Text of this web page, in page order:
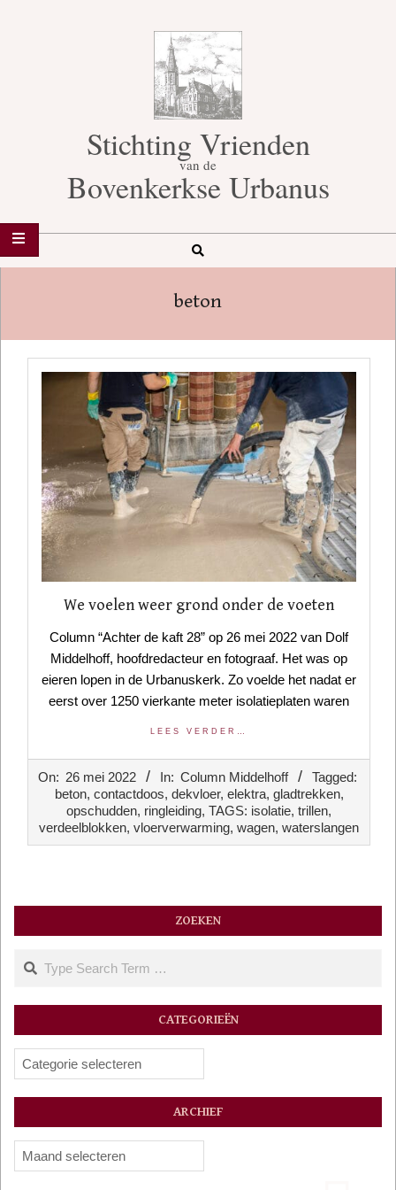
Stichting Vrienden
van de
Bovenkerkse Urbanus
Search
beton
We voelen weer grond onder de voeten
Column “Achter de kaft 28” op 26 mei 2022 van Dolf
Middelhoff, hoofdredacteur en fotograaf. Het was op
eieren lopen in de Urbanuskerk. Zo voelde het nadat er
eerst over 1250 vierkante meter isolatieplaten waren
LEES VERDER…
05-
On: 26 mei 2022 In: Column Middelhoff
Tagged:
beton, contactdoos, dekvloer, elektra, gladtrekken,
opschudden, ringleiding, TAGS: isolatie, trillen,
verdeelblokken, vloerverwarming, wagen, waterslangen
ZOEKEN
Search
CATEGORIEËN
Categorieën
ARCHIEF
Archief